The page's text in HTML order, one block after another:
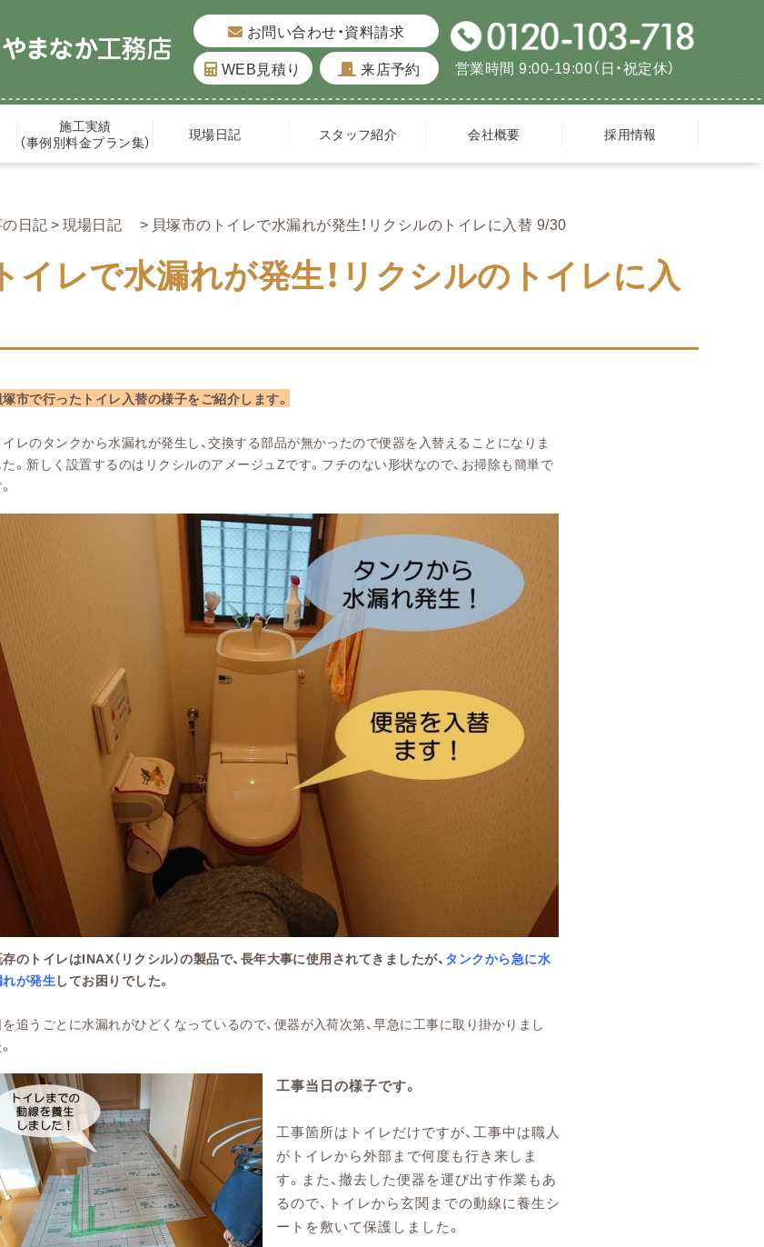
お問い合わせ・資料請求
WEB見積り
来店予約 営業時間 9:00-19:00（日・祝定休）
施工実績
（事例別料金プラン集）
現場日記 スタッフ紹介 会社概要 採用情報
日記 現場日記 貝塚市のトイレで水漏れが発生！リクシルのトイレに入替 9/30
イレで水漏れが発生！リクシルのトイレに入
塚市で行ったトイレ入替の様子をご紹介します。
イレのタンクから水漏れが発生し、交換する部品が無かったので便器を入替えることになりま
た。新しく設置するのはリクシルのアメージュZです。フチのない形状なので、お掃除も簡単で
存のトイレはINAX（リクシル）の製品で、長年大事に使用されてきましたが、 タンクから急に水
れが発生してお困りでした。
を追うごとに水漏れがひどくなっているので、便器が入荷次第、早急に工事に取り掛かりまし
工事当日の様子です。
工事箇所はトイレだけですが、工事中は職人
がトイレから外部まで何度も行き来しま
す。また、撤去した便器を運び出す作業もあ
るので、トイレから玄関までの動線に養生シ
ートを敷いて保護しました。